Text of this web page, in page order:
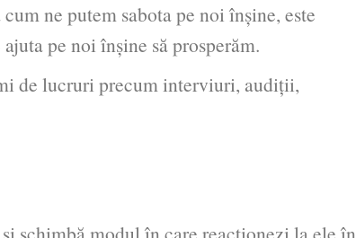
ne putem sabota pe noi înșine, este
pe noi înșine să prosperăm.
de lucruri precum interviuri, audiții,